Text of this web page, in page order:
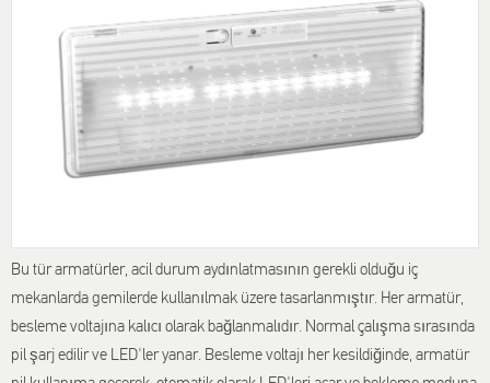
Bu tür armatürler, acil durum aydınlatmasının gerekli olduğu iç
mekanlarda gemilerde kullanılmak üzere tasarlanmıştır. Her armatür,
besleme voltajına kalıcı olarak bağlanmalıdır. Normal çalışma sırasında
pil şarj edilir ve LED'ler yanar. Besleme voltajı herkesildiğinde, armatür